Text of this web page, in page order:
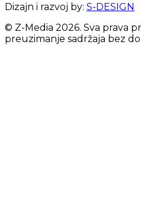
Dizajn i razvoj by: S-DESIGN
© Z-Media 2026. Sva prava
preuzimanje sadržaja bez